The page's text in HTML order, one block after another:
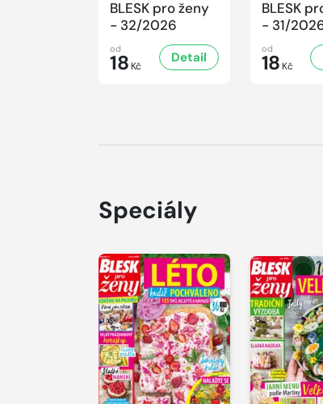
BLESK pro ženy
- 32/2026
od
18 Kč
Detail
BLESK
- 31/
od
18 Kč
Speciály